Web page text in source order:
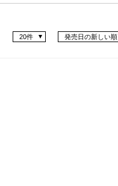
発売日の新しい順
20件